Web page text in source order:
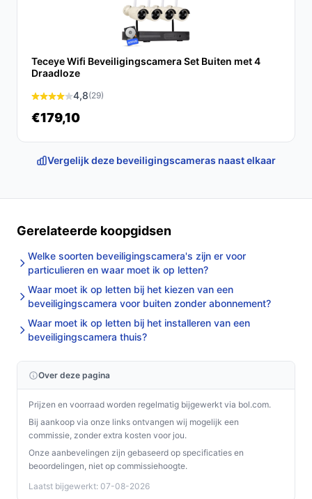
Samenvattend is de Laxihub P2F een veelzijdige en
gebruiksvriendelijke beveiligingscamera die je
gemoedsrust biedt, of je nu thuis bent of onderweg. Met
zijn geavanceerde functies en hoge beeldkwaliteit is het
een slimme investering voor iedereen die zijn huis
veilig en onder controle wil houden.
Ontdek alle specificaties en vergelijk prijzen op
bestebeveiligingscamera.nl. Kies bewust wat perfect
past bij jouw behoeften!
Teceye Wifi Beveiligingscamera Set Buiten met 4
Draadloze
4,8(29)
€179,10
Vergelijk deze beveiligingscameras naast elkaar
Gerelateerde koopgidsen
Welke soorten beveiligingscamera's zijn er voor
particulieren en waar moet ik op letten?
Waar moet ik op letten bij het kiezen van een
beveiligingscamera voor buiten zonder abonnement?
Waar moet ik op letten bij het installeren van een
beveiligingscamera thuis?
Over deze pagina
Prijzen en voorraad worden regelmatig bijgewerkt via bol.com.
Bij aankoop via onze links ontvangen wij mogelijk een
commissie, zonder extra kosten voor jou.
Onze aanbevelingen zijn gebaseerd op specificaties en
beoordelingen, niet op commissiehoogte.
Laatst bijgewerkt: 07-08-2026